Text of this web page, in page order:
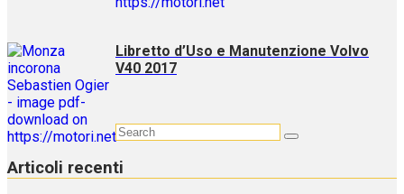
Libretto d’Uso e Manutenzione Volvo
V40 2017
Articoli recenti